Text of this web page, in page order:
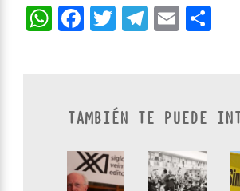
WhatsApp
Facebook
TwitterEmail
TAMBIÉN TE PUEDE